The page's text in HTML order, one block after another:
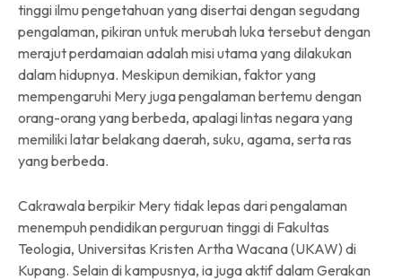
tinggi ilmu pengetahuan yang disertai dengan segudang
pengalaman, pikiran untuk merubah luka tersebut dengan
merajut perdamaian adalah misi utama yang dilakukan
dalam hidupnya. Meskipun demikian, faktor yang
mempengaruhi Mery juga pengalaman bertemu dengan
orang-orang yang berbeda, apalagi lintas negara yang
memiliki latar belakang daerah, suku, agama, serta ras
yang berbeda.
Cakrawala berpikir Mery tidak lepas dari pengalaman
menempuh pendidikan perguruan tinggi di Fakultas
Teologia, Universitas Kristen Artha Wacana (UKAW) di
Kupang. Selain di kampusnya, ia juga aktif dalam Gerakan